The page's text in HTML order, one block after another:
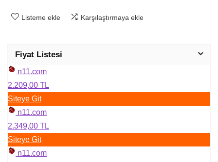
Listeme ekle Karşılaştırmaya ekle
Fiyat Listesi
n11.com
2.209,00 TL
Siteye Git
n11.com
2.349,00 TL
Siteye Git
n11.com